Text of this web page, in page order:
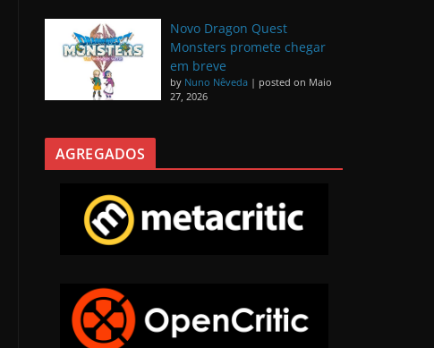
Novo Dragon Quest
Monsters promete chegar
em breve
by Nuno Nêveda | posted on Maio
27, 2026
AGREGADOS